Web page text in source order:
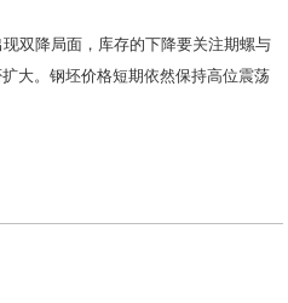
双降局面，库存的下降要关注期螺与
大。钢坯价格短期依然保持高位震荡